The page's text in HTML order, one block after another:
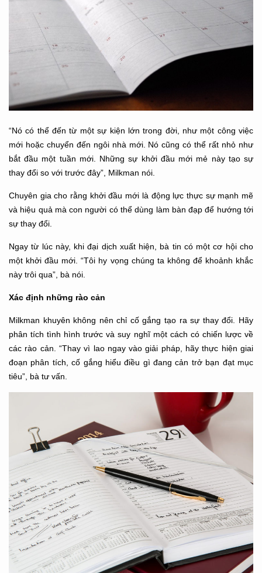
“Nó có thể đến từ một sự kiện lớn trong đời, như một công việc
mới hoặc chuyển đến ngôi nhà mới. Nó cũng có thể rất nhỏ như
bắt đầu một tuần mới. Những sự khởi đầu mới mẻ này tạo sự
thay đổi so với trước đây”, Milkman nói.
Chuyên gia cho rằng khởi đầu mới là động lực thực sự mạnh mẽ
và hiệu quả mà con người có thể dùng làm bàn đạp để hướng tới
sự thay đổi.
Ngay từ lúc này, khi đại dịch xuất hiện, bà tin có một cơ hội cho
một khởi đầu mới. “Tôi hy vọng chúng ta không để khoảnh khắc
này trôi qua”, bà nói.
Xác định những rào cản
Milkman khuyên không nên chỉ cố gắng tạo ra sự thay đổi. Hãy
phân tích tình hình trước và suy nghĩ một cách có chiến lược về
các rào cản. “Thay vì lao ngay vào giải pháp, hãy thực hiện giai
đoạn phân tích, cố gắng hiểu điều gì đang cản trở bạn đạt mục
tiêu”, bà tư vấn.